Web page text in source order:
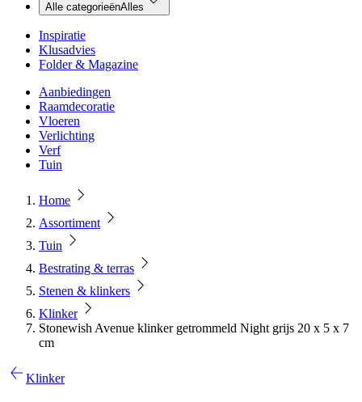
Alle categorieënAlles
Inspiratie
Klusadvies
Folder & Magazine
Aanbiedingen
Raamdecoratie
Vloeren
Verlichting
Verf
Tuin
Home
Assortiment
Tuin
Bestrating & terras
Stenen & klinkers
Klinker
Stonewish Avenue klinker getrommeld Night grijs 20 x 5 x 7
cm
Klinker